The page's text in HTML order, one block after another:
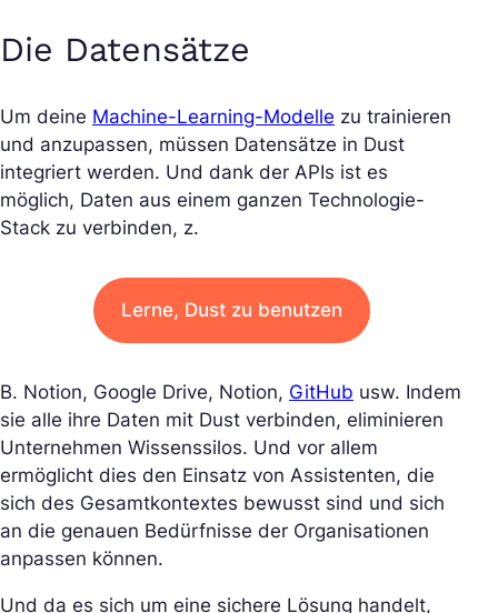
Die Datensätze
Um deine Machine-Learning-Modelle zu trainieren
und anzupassen, müssen Datensätze in Dust
integriert werden. Und dank der APIs ist es
möglich, Daten aus einem ganzen Technologie-
Stack zu verbinden, z.
Lerne, Dust zu benutzen
B. Notion, Google Drive, Notion, GitHub usw. Indem
sie alle ihre Daten mit Dust verbinden, eliminieren
Unternehmen Wissenssilos. Und vor allem
ermöglicht dies den Einsatz von Assistenten, die
sich des Gesamtkontextes bewusst sind und sich
an die genauen Bedürfnisse der Organisationen
anpassen können.
Und da es sich um eine sichere Lösung handelt,